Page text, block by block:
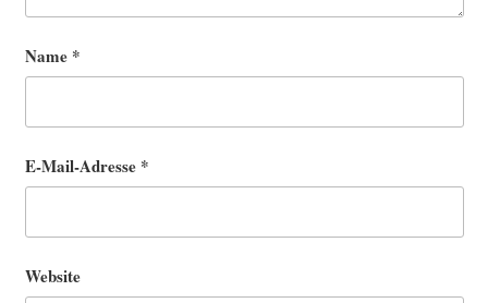
Name *
E-Mail-Adresse *
Website